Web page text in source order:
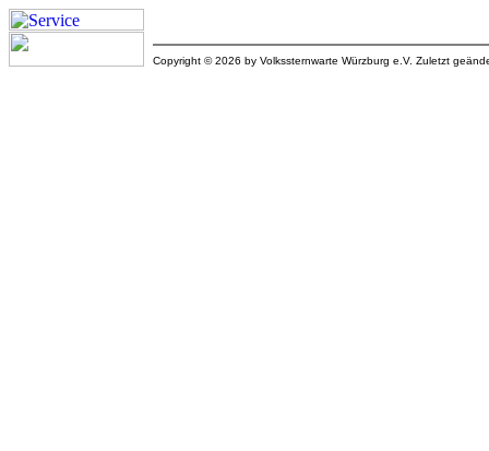
Copyright © 2026 by Volkssternwarte Würzburg e.V. Zuletzt